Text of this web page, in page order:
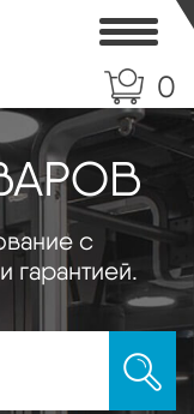
0
с
гарантией.